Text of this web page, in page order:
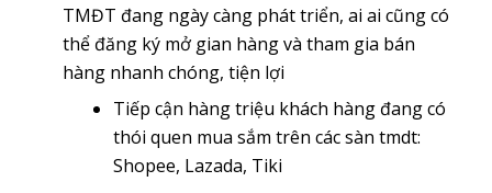
TMĐT đang ngày càng phát triển, ai ai cũng có
thể đăng ký mở gian hàng và tham gia bán
hàng nhanh chóng, tiện lợi
Tiếp cận hàng triệu khách hàng đang có
thói quen mua sắm trên các sàn tmdt:
Shopee, Lazada, Tiki